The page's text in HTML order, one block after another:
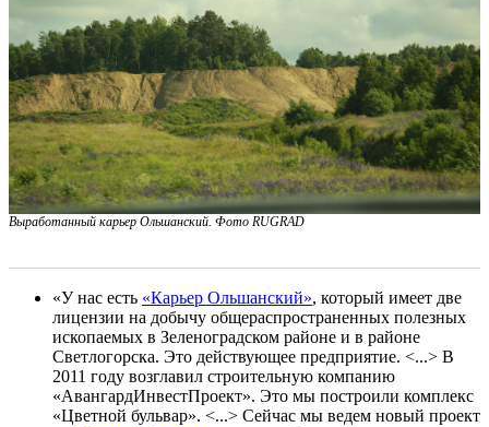
Выработанный карьер Ольшанский. Фото RUGRAD
«У нас есть «Карьер Ольшанский», который имеет две
лицензии на добычу общераспространенных полезных
ископаемых в Зеленоградском районе и в районе
Светлогорска. Это действующее предприятие. <...> В
2011 году возглавил строительную компанию
«АвангардИнвестПроект». Это мы построили комплекс
«Цветной бульвар». <...> Сейчас мы ведем новый проект